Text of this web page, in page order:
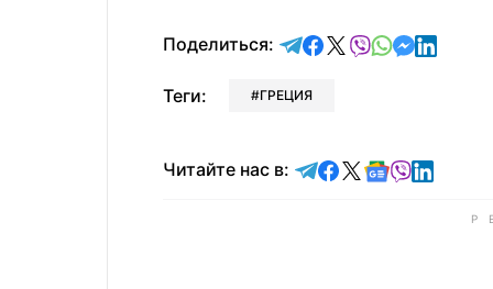
Поделиться: отправить в Telegram
поделиться в
поделиться в X
отправить в
отправить
Теги: ГРЕЦИЯ
Читайте нас в: Читайте в Telegram
Читайте в
Читайте в X
Читайте в
Читайте